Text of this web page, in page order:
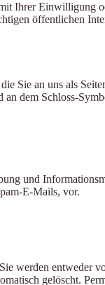
Ihrer Einwilligung
öffentlichen
Sie an uns als
an dem Schloss-
und
E-Mails, vor.
werden entweder
gelöscht.